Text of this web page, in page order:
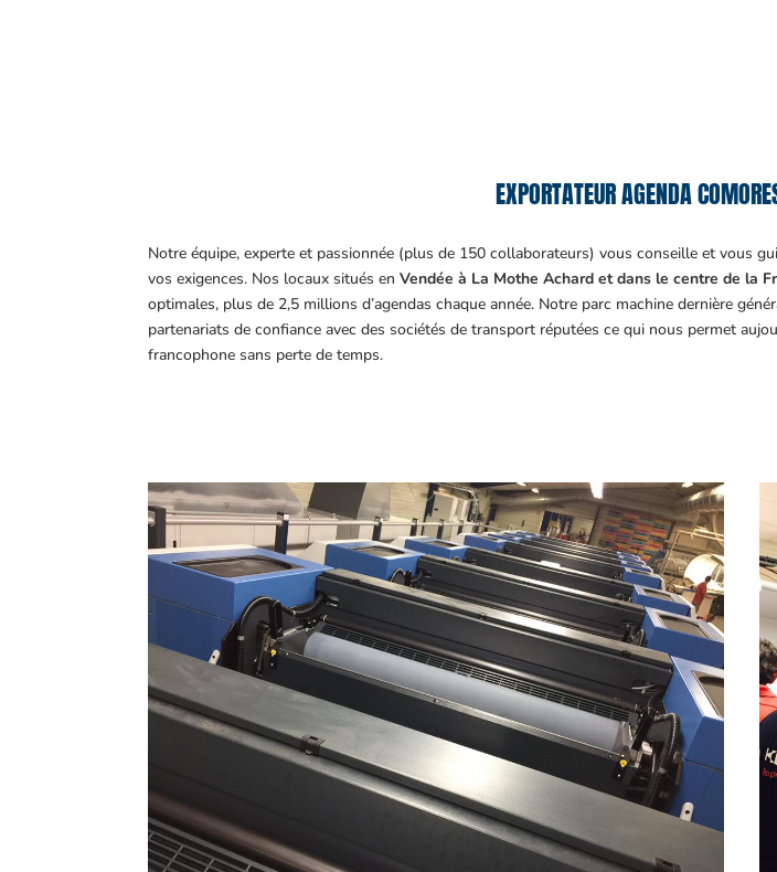
EXPORTATEUR AGENDA
Notre équipe, experte et passionnée (plus de 150 collaborateurs) vous conseille et vous
vos exigences. Nos locaux situés enVendée à La Mothe Achard et dans le centre de la
optimales, plus de 2,5 millions d’agendas chaque année. Notre parc machine dernière
partenariats de confiance avec des sociétés de transport réputées ce qui nous permet
francophone sans perte de temps.